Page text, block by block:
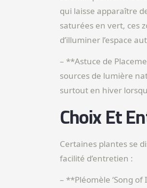
qui laisse apparaître
saturées en vert, ces
d’illuminer l’espace
– **Astuce de
sources de lumière
surtout en hiver
Choix Et
Certaines plantes se
facilité d’entretien :
– **Pléomèle ‘Song